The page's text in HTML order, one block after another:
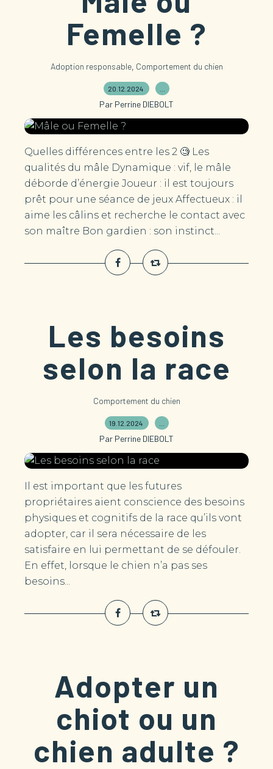
Femelle ?
Adoption responsable, Comportement du chien
20.12.2024
Par Perrine DIEBOLT
Quelles différences entre les 2 🧐 Les
qualités du mâle Dynamique : vif, le mâle
déborde d’énergie Joueur : il est toujours
prêt pour une séance de jeux Affectueux : il
aime les câlins et recherche le contact avec
son maître Bon gardien : son instinct...
Les besoins
selon la race
Comportement du chien
19.12.2024
Par Perrine DIEBOLT
Il est important que les futures
propriétaires aient conscience des besoins
physiques et cognitifs de la race qu’ils vont
adopter, car il sera nécessaire de les
satisfaire en lui permettant de se défouler.
En effet, lorsque le chien n’a pas ses
besoins...
Adopter un
chiot ou un
chien adulte ?